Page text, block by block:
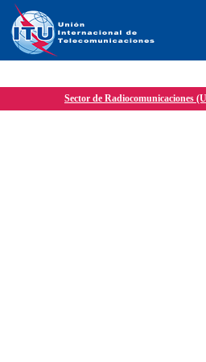
Sector de Radiocomunicaciones